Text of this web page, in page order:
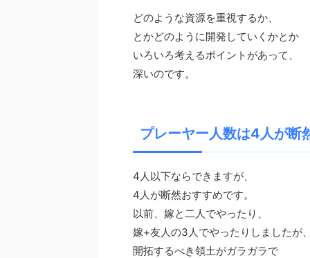
どのような資源を重視するか、
とかどのように開発していくかとか
いろいろ考えるポイントがあって、
深いのです。
プレーヤー人数は4人が断
4人以下ならできますが、
4人が断然おすすめです。
以前、嫁と二人でやったり、
嫁+友人の3人でやったりしましたが、
開拓するべき領土がガラガラで